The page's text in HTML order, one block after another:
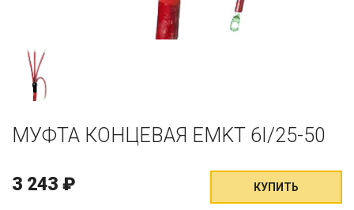
МУФТА КОНЦЕВАЯ EMKT 6I/25-50
3 243 ₽ КУПИТЬ